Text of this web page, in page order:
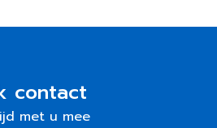
contact
met u mee